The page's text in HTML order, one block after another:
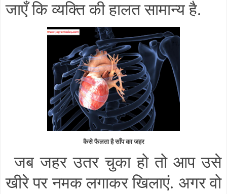
जाएँ कि व्यक्ति की हालत सामान्य है.
कैसे फैलता है साँप का जहर
जब जहर उतर चुका हो तो आप उसे
खीरे पर नमक लगाकर खिलाएं. अगर वो